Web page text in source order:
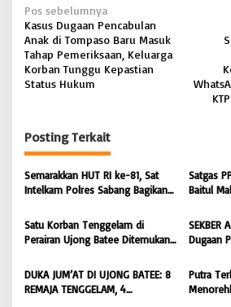
N
a
v
i
a
s
i
p
o
s
Pos sebelumnya
Kasus Dugaan Pencabulan
Anak di Tompaso Baru Masuk
Tahap Pemeriksaan, Keluarga
Korban Tunggu Kepastian
Status Hukum
Posting Terkait
Semarakkan HUT RI ke-81, Sat
Intelkam Polres Sabang Bagikan
Masyarakat |
BONGKAR’Perkara.com
Satgas
Baitul
Satu Korban Tenggelam di
Perairan Ujong Batee Ditemukan,
Pencarian Satu Korban Lain |
BONGKAR ‘Perkara.com
SEKBER
Dugaan
Hukum
DUKA JUM’AT DI UJONG BATEE: 8
REMAJA TENGGELAM, 4
Putra